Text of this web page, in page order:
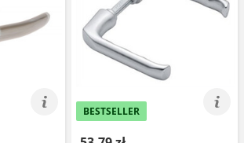
BESTSELLER